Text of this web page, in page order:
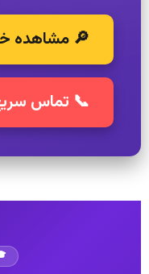
🔎 مشاهده
📞 تماس سریع: 0912-